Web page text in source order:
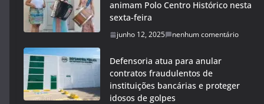
animam Polo Centro Histórico nesta
sexta-feira
junho 12, 2025 nenhum comentário
Defensoria atua para anular
contratos fraudulentos de
instituições bancárias e proteger
idosos de golpes